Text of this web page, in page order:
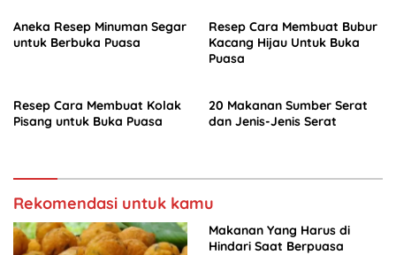
Aneka Resep Minuman Segar
untuk Berbuka Puasa
Resep Cara Membuat Bubur
Kacang Hijau Untuk Buka
Puasa
Resep Cara Membuat Kolak
Pisang untuk Buka Puasa
20 Makanan Sumber Serat
dan Jenis-Jenis Serat
Rekomendasi untuk kamu
Makanan Yang Harus di
Hindari Saat Berpuasa